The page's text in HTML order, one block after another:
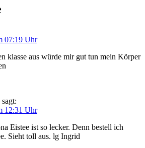
07:19 Uhr
klasse aus würde mir gut tun mein Körper
sagt:
12:31 Uhr
Eistee ist so lecker. Denn bestell ich
Sieht toll aus. lg Ingrid